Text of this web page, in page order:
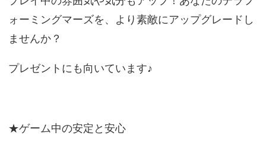
ォーミングマーズを、より素敵にアップグレードし
ませんか？
プレゼントにも向いています♪
★ゲーム中の安定と安心